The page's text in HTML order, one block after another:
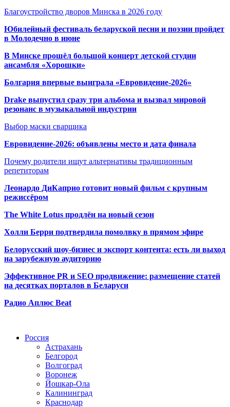
Благоустройство дворов Минска в 2026 году
Юбилейный фестиваль беларуской песни и поэзии пройдет
в Молодечно в июне
В Минске прошёл большой концерт детской студии
ансамбля «Хорошки»
Болгария впервые выиграла «Евровидение-2026»
Drake выпустил сразу три альбома и вызвал мировой
резонанс в музыкальной индустрии
Выбор маски сварщика
Евровидение-2026: объявлены место и дата финала
Почему родители ищут альтернативы традиционным
репетиторам
Леонардо ДиКаприо готовит новый фильм с крупным
режиссёром
The White Lotus продлён на новый сезон
Холли Берри подтвердила помолвку в прямом эфире
Белорусский шоу-бизнес и экспорт контента: есть ли выход
на зарубежную аудиторию
Эффективное PR и SEO продвижение: размещение статей
на десятках порталов в Беларуси
Радио Аплюс Beat
Россия
Астрахань
Белгород
Волгоград
Воронеж
Йошкар-Ола
Калининград
Краснодар